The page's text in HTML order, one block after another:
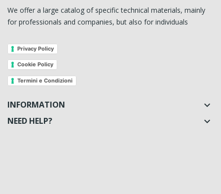
We offer a large catalog of specific technical materials, mainly
for professionals and companies, but also for individuals
Privacy Policy
Cookie Policy
Termini e Condizioni
INFORMATION 
NEED HELP? 